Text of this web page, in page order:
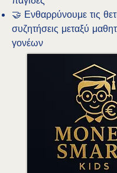
🤝 Ενθαρρύνουμε τις
συζητήσεις μεταξύ
γονέων